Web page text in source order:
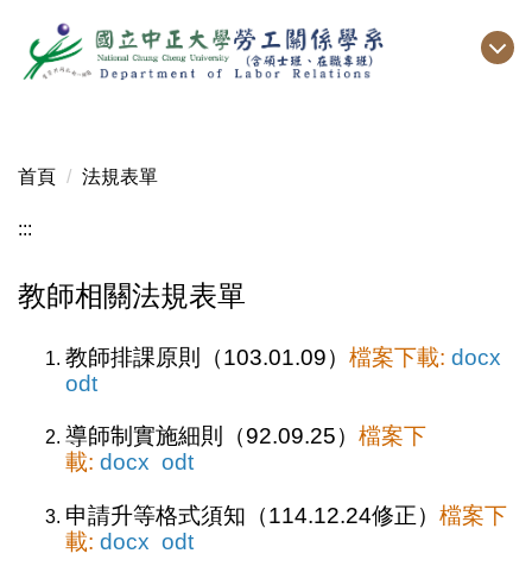
到
主
區
首頁 法規表單
:::
教師相關法規表單
教師排課原則（103.01.09） 檔案下載: docx
odt
導師制實施細則（92.09.25） 檔案下
載: docx odt
申請升等格式須知（114.12.24修正） 檔案下
載: docx odt